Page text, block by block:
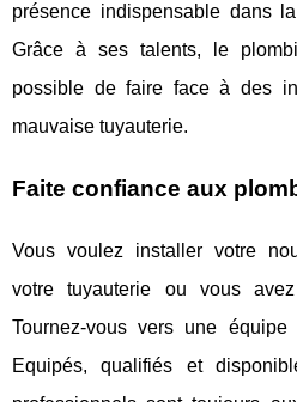
présence indispensable dans
Grâce à ses talents, le
possible de faire face à des
mauvaise tuyauterie.
Faite confiance aux
Vous voulez installer votre
votre tuyauterie ou vous
Tournez-vous vers une
Equipés, qualifiés et